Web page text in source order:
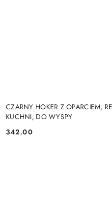
CZARNY HOKER Z OPARCIEM,
KUCHNI, DO WYSPY
Cena:
342.00